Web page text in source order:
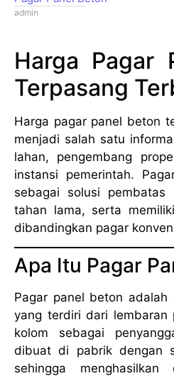
admin
Harga Pagar
Terpasang
Harga pagar panel beton
menjadi salah satu
lahan, pengembang
instansi pemerintah.
sebagai solusi
tahan lama, serta
dibandingkan pagar
Apa Itu Pagar
Pagar panel beton adalah
yang terdiri dari
kolom sebagai
dibuat di pabrik dengan
sehingga